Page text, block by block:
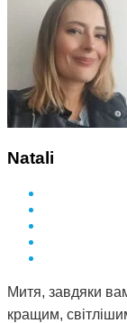
Natali
Митя, завдяки
кращим,